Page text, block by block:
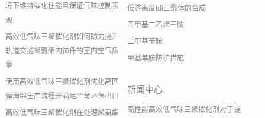
境下维持催化性能且保证气味控制表
现
高效低气味三聚催化剂如何助力提升
轨道交通聚氨酯内饰件的室内空气质
量
使用高效低气味三聚催化剂优化高回
弹海绵生产流程并满足严苛环保出口
高效低气味三聚催化剂在处理聚氨酯
低游离度tdi三聚体的合成
五甲基二乙烯三胺
二甲基苄胺
甲基单胺防护措施
新闻中心
高性能高效低气味三聚催化剂对于提